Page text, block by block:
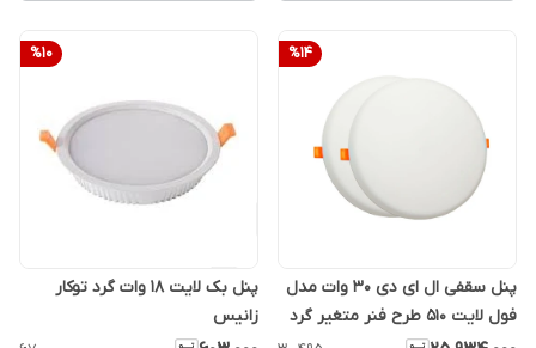
%14
پنل سقفی ال ای دی 3۰ وات مدل
فول لایت 510 طرح فنر متغیر گرد
%10
پنل بک لایت 18 وات گرد توکار
زانیس